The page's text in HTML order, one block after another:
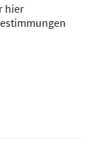
hier